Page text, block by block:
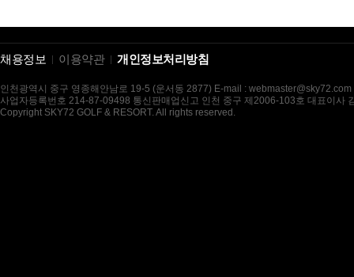
채용정보 이용약관 개인정보처리방침
인천광역시 중구 영종해안남로 19-5 (운서동 2877) E-mail : webmaster@sky72.com
사업자등록번호 214-87-09498 통신판매업신고 인천 중구 제2006-103호 대표이사
Copyright SKY72 GOLF & RESORT. All rights reserved.